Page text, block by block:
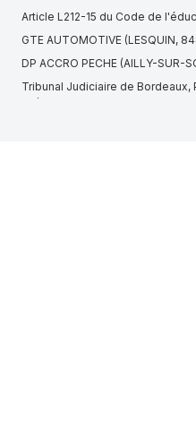
Article L212-15 du Code de
GTE AUTOMOTIVE (LESQUIN,
DP ACCRO PECHE (AILLY-SUR-
Tribunal Judiciaire de Bordeaux,
24/00614